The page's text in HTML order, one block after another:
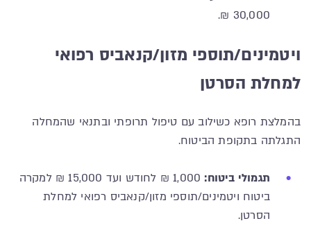
30,000 ₪.
ויטמינים/תוספי מזון/קנאביס רפואי
למחלת הסרטן
בהמלצת רופא כשילוב עם טיפול תרופתי ובתנאי שהמחלה
התגלתה בתקופת הביטוח.
תגמולי ביטוח:
1,000 ₪ לחודש ועד 15,000 ₪ למקרה
ביטוח ויטמינים/תוספי מזון/קנאביס רפואי למחלת
הסרטן.